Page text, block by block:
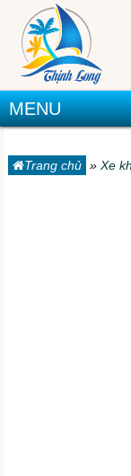
MENU
Trang chủ » Xe